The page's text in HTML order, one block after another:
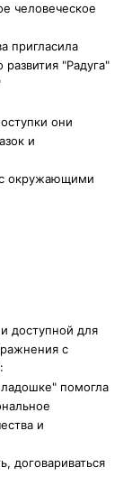
человеческое
пригласила
"Радуга"
они
и
с окружающими
доступной для
с
помогла
и
договариваться